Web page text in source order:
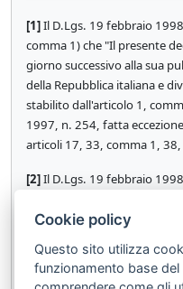
[1]Il D.Lgs. 19 febbraio
comma 1) che "Il presente
giorno successivo alla sua
della Repubblica italiana e
stabilito dall'articolo 1,
1997, n. 254, fatta
articoli 17, 33, comma 1,
[2]Il D.Lgs. 19 febbraio
presente decreto legislativo
italiana e diventa efficace a
eccezione per le
Cookie policy
Questo sito utilizza
funzionamento base